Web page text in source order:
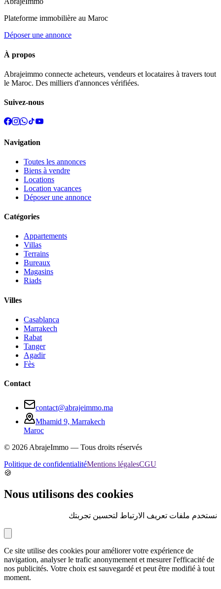
Plateforme immobilière au Maroc
Déposer une annonce
À propos
Abrajeimmo connecte acheteurs, vendeurs et locataires à travers tout
le Maroc. Des milliers d'annonces vérifiées.
Suivez-nous
Navigation
Toutes les annonces
Biens à vendre
Locations
Location vacances
Déposer une annonce
Catégories
Appartements
Villas
Terrains
Bureaux
Magasins
Riads
Villes
Casablanca
Marrakech
Rabat
Tanger
Agadir
Fès
Contact
contact@abrajeimmo.ma
Mhamid 9, Marrakech
Maroc
© 2026AbrajeImmo — Tous droits réservés
Politique de confidentialitéMentions légalesCGU
🍪
Nous utilisons des cookies
نستخدم ملفات تعريف الارتباط لتحسين تجربتك
Ce site utilise des cookies pour améliorer votre expérience de
navigation, analyser le trafic anonymement et mesurer l'efficacité de
nos publicités. Votre choix est sauvegardé et peut être modifié à tout
moment.